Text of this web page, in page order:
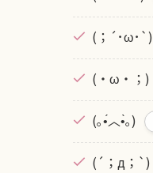
(；´･ω･`)
(・ω・；)
(｡•́︿•̀｡)
(´；д；`)